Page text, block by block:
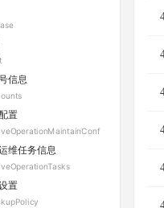
信息
置
维任务信息
置